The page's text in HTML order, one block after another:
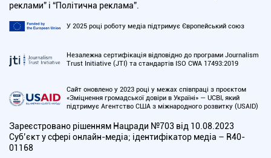
реклами” і “Політична реклама”.
У 2025 році роботу медіа підтримує Європейський союз
Незалежна сертифікація відповідно до програми Journalism
Trust Initiative (JTI) та стандартів ISO CWA 17493:2019
Сайт оновлено у 2023 році у межах співпраці з проєктом
«Зміцнення громадської довіри в Україні» — UCBI, який
підтримує Агентство США з міжнародного розвитку (USAID)
Зареєстровано рішенням Нацради №703 від 10.08.2023
Cуб’єкт у сфері онлайн-медіа; ідентифікатор медіа – R40-
01168